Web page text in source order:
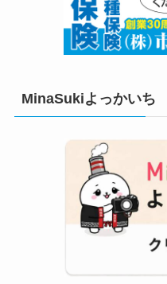
MinaSukiよっかいち